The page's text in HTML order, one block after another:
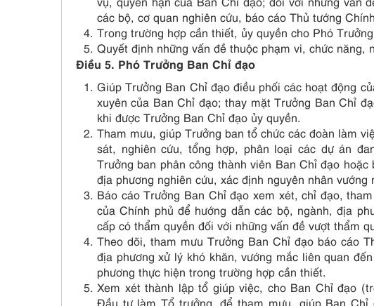
các bộ, cơ quan nghiên cứu, báo cáo Thủ tướng
Trong trường hợp cần thiết, ủy quyền cho Phó
Quyết định những vấn đề thuộc phạm vi, chức năng,
Điều 5. Phó Trưởng Ban Chỉ đạo
Giúp Trưởng Ban Chỉ đạo điều phối các hoạt động
xuyên của Ban Chỉ đạo; thay mặt Trưởng Ban Chỉ
khi được Trưởng Ban Chỉ đạo ủy quyền.
Tham mưu, giúp Trưởng ban tổ chức các đoàn làm
sát, nghiên cứu, tổng hợp, phân loại các dự án
Trưởng ban phân công thành viên Ban Chỉ đạo
địa phương nghiên cứu, xác định nguyên nhân
Báo cáo Trưởng Ban Chỉ đạo xem xét, chỉ đạo,
của Chính phủ để hướng dẫn các bộ, ngành, địa
cấp có thẩm quyền đối với những vấn đề vượt thẩm
Theo dõi, tham mưu Trưởng Ban Chỉ đạo báo cáo
địa phương xử lý khó khăn, vướng mắc liên quan
phương thực hiện trong trường hợp cần thiết.
Xem xét thành lập tổ giúp việc, cho Ban Chỉ đạo
Đầu tư làm Tổ trưởng, để tham mưu, giúp Ban